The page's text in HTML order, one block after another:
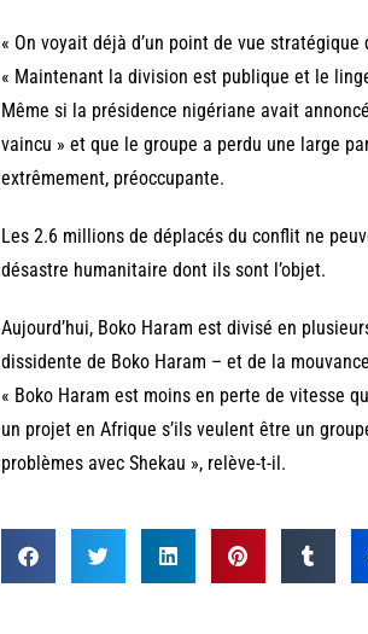
« On voyait déjà d’un point de vue
« Maintenant la division est publique et le
Même si la présidence nigériane avait
vaincu » et que le groupe a perdu une large
extrêmement, préoccupante.
Les 2.6 millions de déplacés du conflit ne
désastre humanitaire dont ils sont l’objet.
Aujourd’hui, Boko Haram est divisé en
dissidente de Boko Haram – et de la
« Boko Haram est moins en perte de vitesse
un projet en Afrique s’ils veulent être un
problèmes avec Shekau », relève-t-il.